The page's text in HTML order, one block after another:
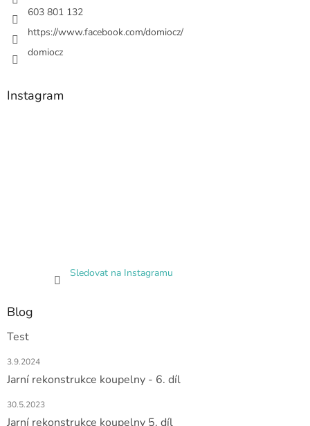
603 801 132
https://www.facebook.com/domiocz/
domiocz
Instagram
Sledovat na Instagramu
Blog
Test
3.9.2024
Jarní rekonstrukce koupelny - 6. díl
30.5.2023
Jarní rekonstrukce koupelny 5. díl